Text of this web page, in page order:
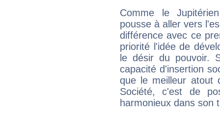
Comme le
pousse à aller vers
différence avec ce
priorité l'idée de
le désir du pouvoir.
capacité d'insertion
que le meilleur atout
Société, c'est de
harmonieux dans son